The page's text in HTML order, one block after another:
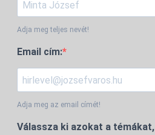
Adja meg teljes nevét!
Email cím:
Adja meg az email címét!
Válassza ki azokat a